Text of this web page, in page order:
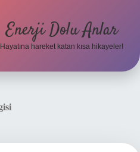
Enerji Dolu Anlar
Hayatına hareket katan kısa hikayeler!